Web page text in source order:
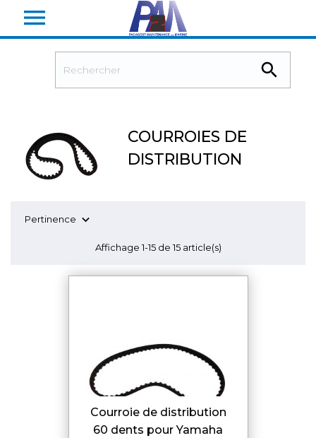


COURROIES DE
DISTRIBUTION
Pertinence 
Affichage 1-15 de 15 article(s)
courroie de distribution
60 dents pour Yamaha